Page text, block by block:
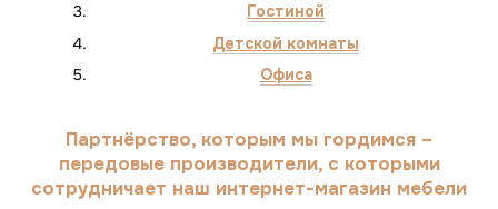
Гостиной
Детской комнаты
Офиса
Партнёрство, которым мы гордимся –
передовые производители, с которыми
сотрудничает наш интернет-магазин мебели